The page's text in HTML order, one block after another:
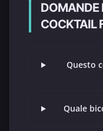
DOMANDE
COCKTAIL
Questo
Quale